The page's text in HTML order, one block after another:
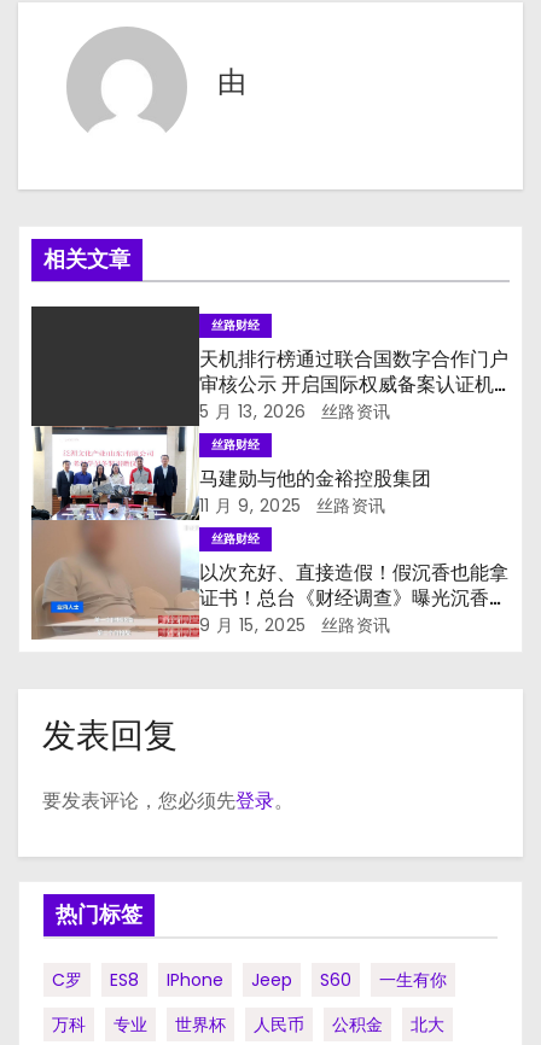
航
由
相关文章
丝路财经
天机排行榜通过联合国数字合作门户
审核公示 开启国际权威备案认证机
制
5 月 13, 2026 丝路资讯
丝路财经
马建勋与他的金裕控股集团
11 月 9, 2025 丝路资讯
丝路财经
以次充好、直接造假！假沉香也能拿
证书！总台《财经调查》曝光沉香市
场乱象→
9 月 15, 2025 丝路资讯
发表回复
要发表评论，您必须先登录。
热门标签
C罗 ES8 IPhone Jeep S60
一生有你
万科
专业 世界杯 人民币 公积金
北大